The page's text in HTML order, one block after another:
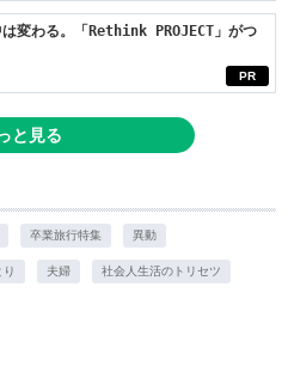
PR
変わる。「Rethink PROJECT」がつ
と見る
卒業旅行特集 異動
り 夫婦 社会人生活のトリセツ